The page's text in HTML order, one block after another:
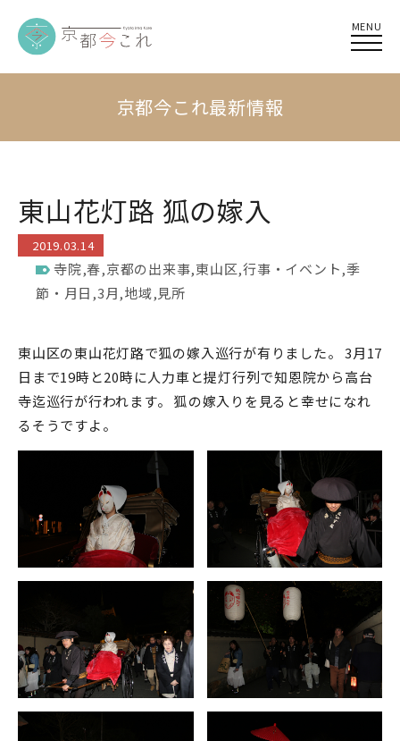
MENU
京都今これ最新情報
東山花灯路 狐の嫁入
2019.03.14
寺院,春,京都の出来事,東山区,行事・イベント,季
節・月日 ,3月,地域,見所
東山区の東山花灯路で狐の嫁入巡行が有りました。 3月17
日まで19時と20時に人力車と提灯行列で知恩院から高台
寺迄巡行が行われます。 狐の嫁入りを見ると幸せになれ
るそうですよ。